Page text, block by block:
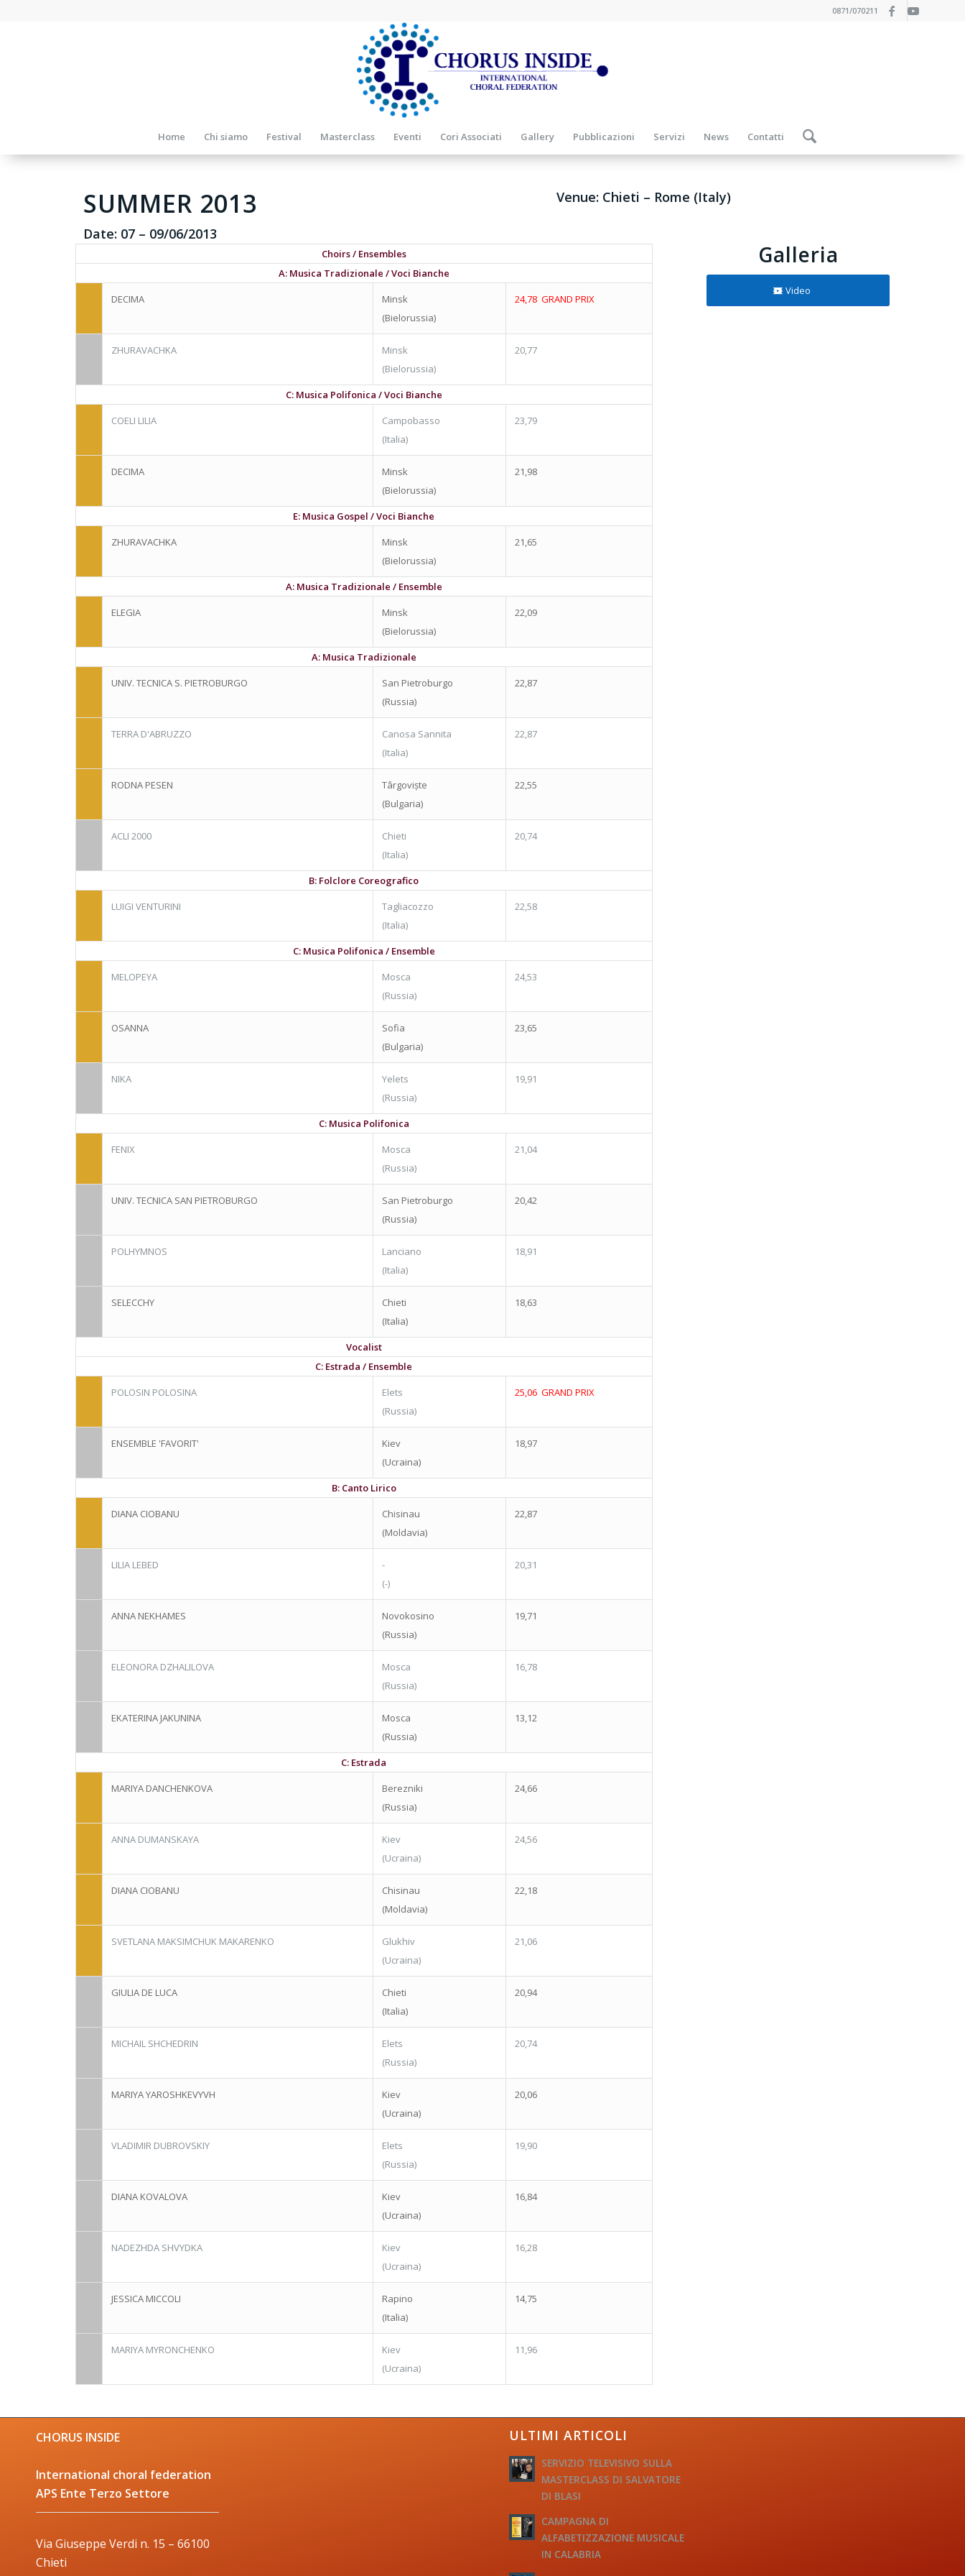
0871/070211
Home Chi siamo Festival Masterclass Eventi Cori Associati Gallery Pubblicazioni Servizi News Contatti
SUMMER 2013
Date: 07– 09/06/2013
Venue: Chieti – Rome (Italy)
Choirs / Ensembles
A: Musica Tradizionale / Voci Bianche
DECIMA
Minsk
(Bielorussia)
24,78 GRAND PRIX
ZHURAVACHKA
Minsk
(Bielorussia)
20,77
C: Musica Polifonica / Voci Bianche
COELI LILIA
Campobasso
(Italia)
23,79
DECIMA
Minsk
(Bielorussia)
21,98
E: Musica Gospel / Voci Bianche
ZHURAVACHKA
Minsk
(Bielorussia)
21,65
A: Musica Tradizionale / Ensemble
ELEGIA
Minsk
(Bielorussia)
22,09
A: Musica Tradizionale
UNIV. TECNICA S. PIETROBURGO
San Pietroburgo
(Russia)
22,87
TERRA D'ABRUZZO
Canosa Sannita
(Italia)
22,87
RODNA PESEN
Târgoviște
(Bulgaria)
22,55
ACLI 2000
Chieti
(Italia)
20,74
B: Folclore Coreografico
LUIGI VENTURINI
Tagliacozzo
(Italia)
22,58
C: Musica Polifonica / Ensemble
MELOPEYA
Mosca
(Russia)
24,53
OSANNA
Sofia
(Bulgaria)
23,65
NIKA
Yelets
(Russia)
19,91
C: Musica Polifonica
FENIX
Mosca
(Russia)
21,04
UNIV. TECNICA SAN PIETROBURGO
San Pietroburgo
(Russia)
20,42
POLHYMNOS
Lanciano
(Italia)
18,91
SELECCHY
Chieti
(Italia)
18,63
Vocalist
C: Estrada / Ensemble
POLOSIN POLOSINA
Elets
(Russia)
25,06 GRAND PRIX
ENSEMBLE 'FAVORIT'
Kiev
(Ucraina)
18,97
B: Canto Lirico
DIANA CIOBANU
Chisinau
(Moldavia)
22,87
LILIA LEBED
-
(-)
20,31
ANNA NEKHAMES
Novokosino
(Russia)
19,71
ELEONORA DZHALILOVA
Mosca
(Russia)
16,78
EKATERINA JAKUNINA
Mosca
(Russia)
13,12
C: Estrada
MARIYA DANCHENKOVA
Berezniki
(Russia)
24,66
ANNA DUMANSKAYA
Kiev
(Ucraina)
24,56
DIANA CIOBANU
Chisinau
(Moldavia)
22,18
SVETLANA MAKSIMCHUK MAKARENKO
Glukhiv
(Ucraina)
21,06
GIULIA DE LUCA
Chieti
(Italia)
20,94
MICHAIL SHCHEDRIN
Elets
(Russia)
20,74
MARIYA YAROSHKEVYVH
Kiev
(Ucraina)
20,06
VLADIMIR DUBROVSKIY
Elets
(Russia)
19,90
DIANA KOVALOVA
Kiev
(Ucraina)
16,84
NADEZHDA SHVYDKA
Kiev
(Ucraina)
16,28
JESSICA MICCOLI
Rapino
(Italia)
14,75
MARIYA MYRONCHENKO
Kiev
(Ucraina)
11,96
Galleria
Video
CHORUS INSIDE
International choral federation
APS Ente Terzo Settore
Via Giuseppe Verdi n. 15 – 66100
Chieti
ULTIMI ARTICOLI
SERVIZIO TELEVISIVO SULLA
MASTERCLASS DI SALVATORE
DI BLASI
CAMPAGNA DI
ALFABETIZZAZIONE MUSICALE
IN CALABRIA